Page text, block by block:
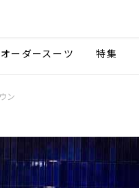
オーダースーツ 特集
ン